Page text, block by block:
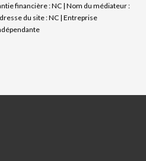
financière : NC | Nom du médiateur :
du site : NC | Entreprise